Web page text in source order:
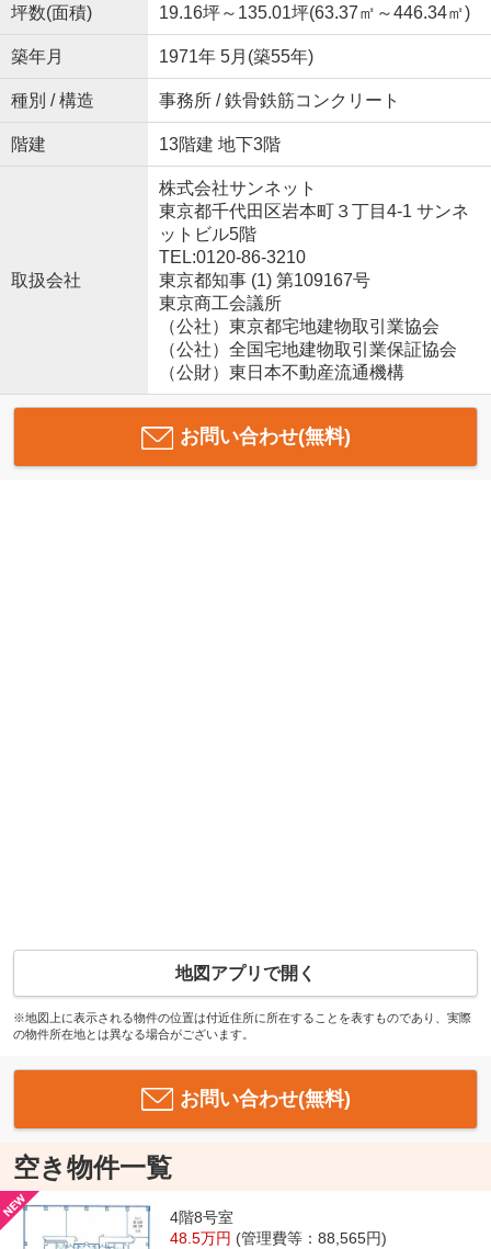
坪数(面積) 19.16坪～135.01坪(63.37㎡～446.34㎡)
築年月 1971年 5月(築55年)
種別 / 構造 事務所 / 鉄骨鉄筋コンクリート
階建 13階建 地下3階
取扱会社
株式会社サンネット
東京都千代田区岩本町３丁目4-1 サンネ
ットビル5階
TEL:0120-86-3210
東京都知事 (1) 第109167号
東京商工会議所
（公社）東京都宅地建物取引業協会
（公社）全国宅地建物取引業保証協会
（公財）東日本不動産流通機構
お問い合わせ(無料)
地図アプリで開く
※地図上に表示される物件の位置は付近住所に所在することを表すものであり、実際
の物件所在地とは異なる場合がございます。
お問い合わせ(無料)
空き物件一覧
4階8号室
48.5万円 (管理費等：88,565円)